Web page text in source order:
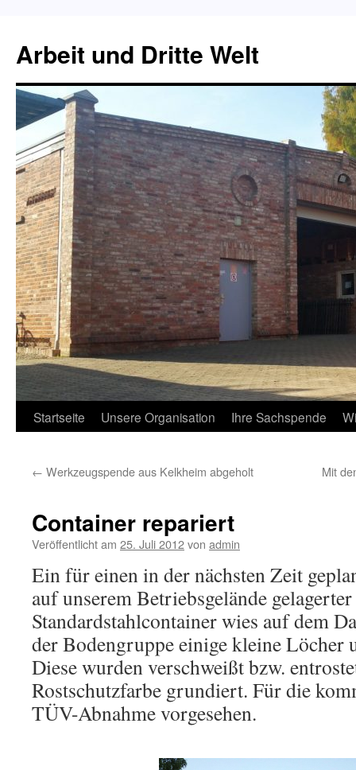
springen
Arbeit und Dritte Welt
Startseite Unsere Organisation Ihre Sachspende
← Werkzeugspende aus Kelkheim abgeholt Mit
Container repariert
Veröffentlicht am 25. Juli 2012von admin
Ein für einen in der nächsten Zeit
auf unserem Betriebsgelände
Standardstahlcontainer wies auf dem
der Bodengruppe einige kleine Löcher
Diese wurden verschweißt bzw.
Rostschutzfarbe grundiert. Für die
TÜV-Abnahme vorgesehen.